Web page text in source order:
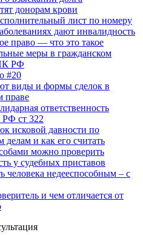
донорам крови
лист по номеру
дают инвалидность
право — что это такое
меры в гражданском
РФ
#20
виды и формы сделок в
праве
ответственность
РФ ст 322
исковой давности по
делам и как его считать
можно проверить
у судебных приставов
человека недееспособным – с
и чем отличается от